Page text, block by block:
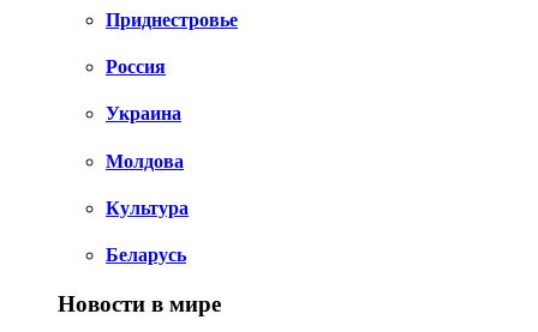
Приднестровье
Россия
Украина
Молдова
Культура
Беларусь
Новости в мире